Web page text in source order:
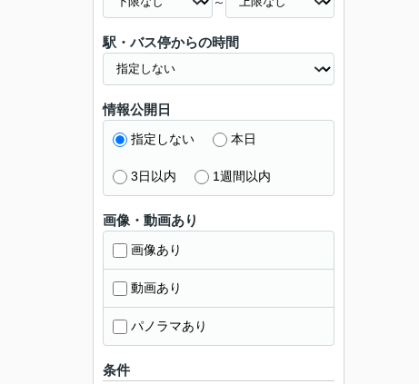
駅・バス停からの時間
情報公開日
指定しない 本日
3日以内 1週間以内
画像・動画あり
画像あり
動画あり
パノラマあり
条件